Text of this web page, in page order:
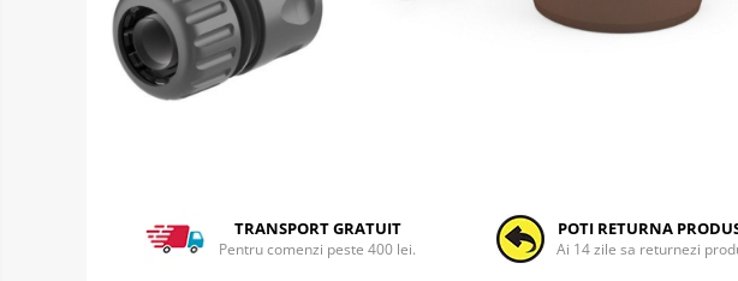
TRANSPORT GRATUIT
Pentru comenzi peste 400 lei.
POTI RETURNA
Ai 14 zile sa returnezi